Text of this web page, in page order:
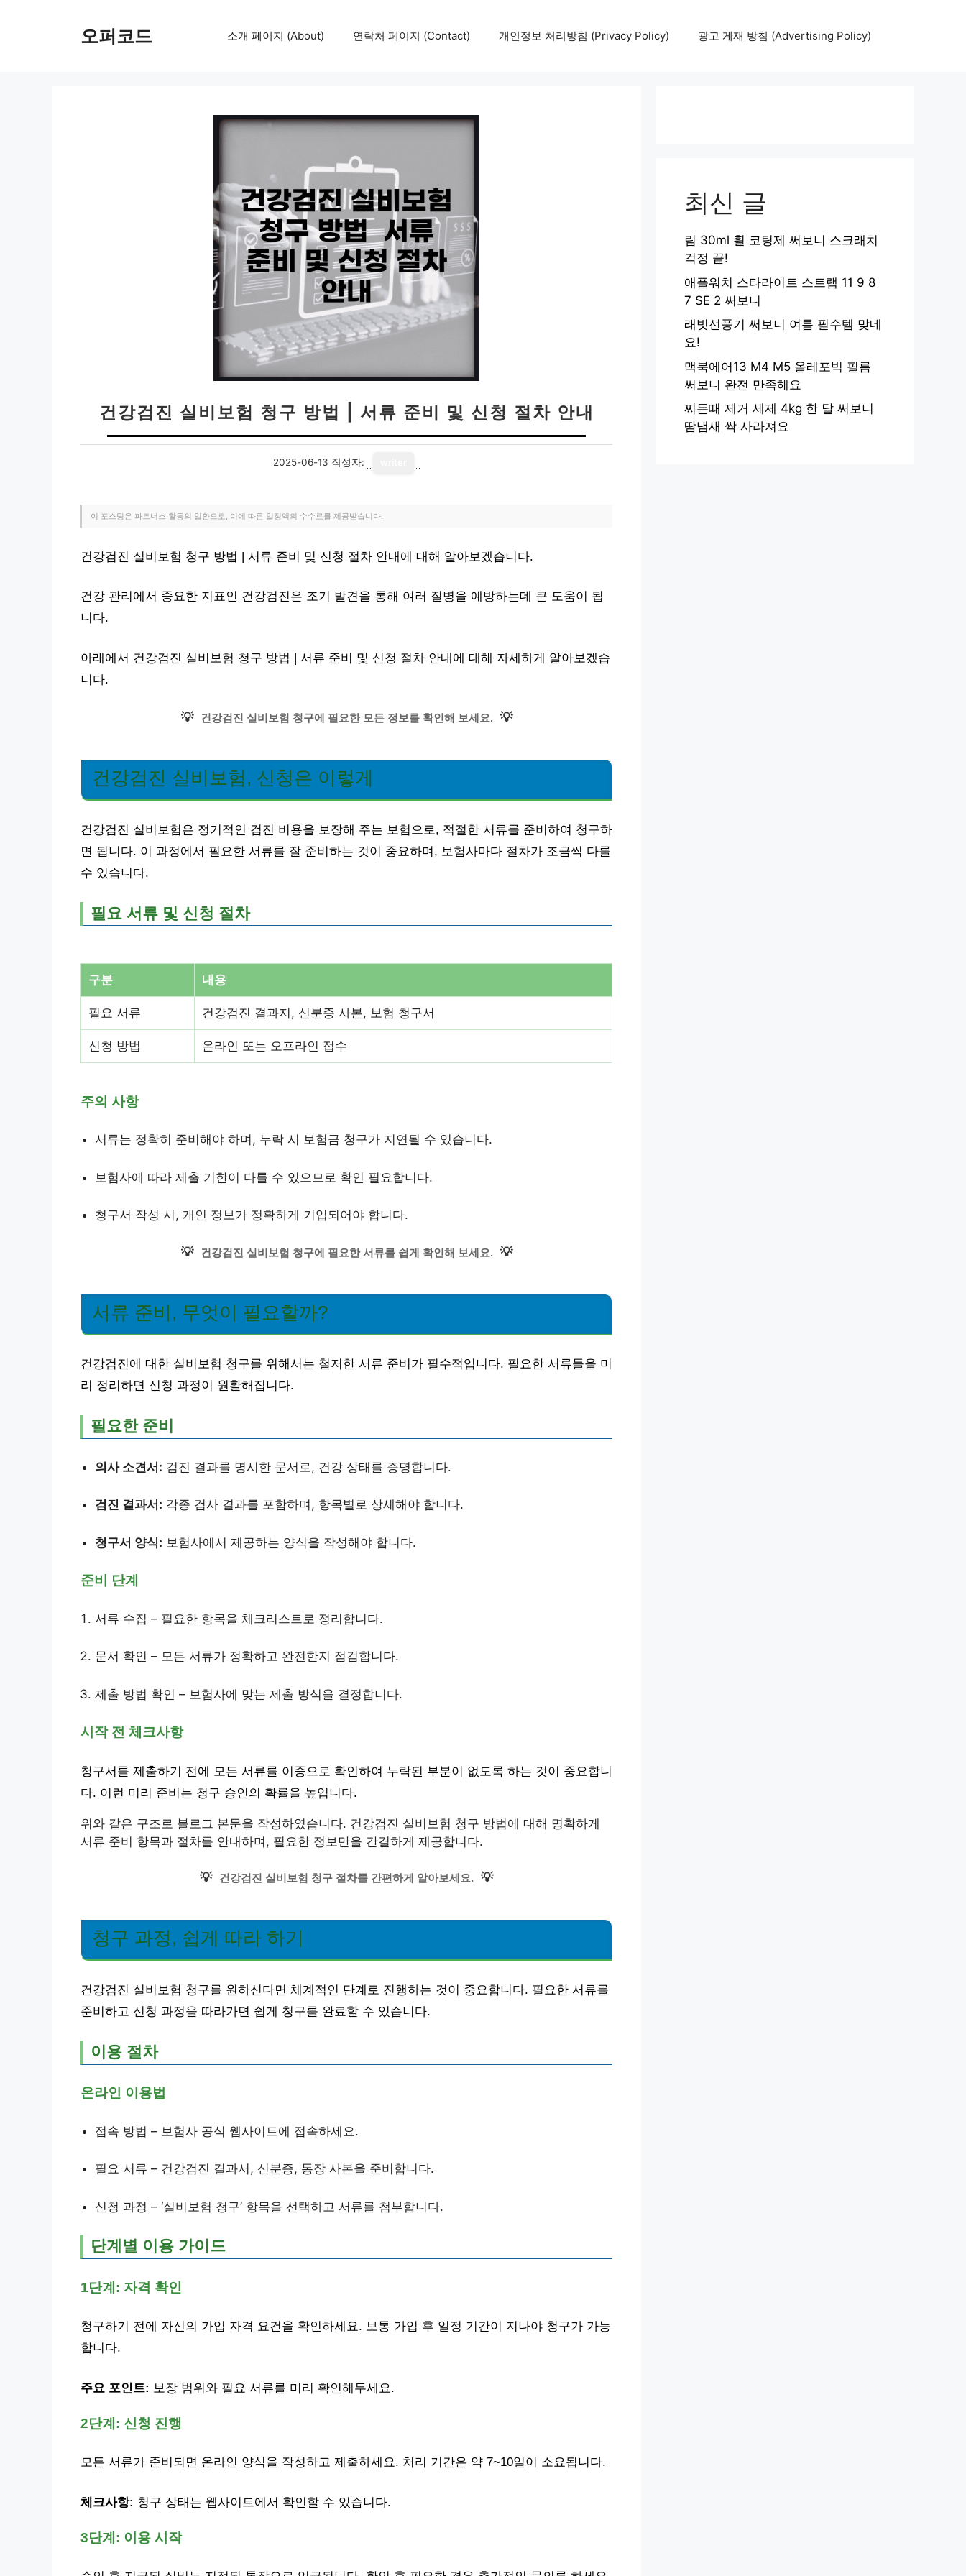
오퍼코드 소개 페이지 (About) 연락처 페이지 (Contact) 개인정보 처리방침 (Privacy Policy) 광고 게재 방침 (Advertising Policy)
건강검진 실비보험 청구 방법 | 서류 준비 및 신청 절차 안내
2025-06-13 작성자:
이 포스팅은 파트너스 활동의 일환으로, 이에 따른 일정액의 수수료를 제공받습니다.
건강검진 실비보험 청구 방법 | 서류 준비 및 신청 절차 안내에 대해 알아보겠습니다.
건강 관리에서 중요한 지표인 건강검진은 조기 발견을 통해 여러 질병을 예방하는데 큰 도움이 됩
니다.
아래에서 건강검진 실비보험 청구 방법 | 서류 준비 및 신청 절차 안내에 대해 자세하게 알아보겠습
니다.
💡 건강검진 실비보험 청구에 필요한 모든 정보를 확인해 보세요. 💡
건강검진 실비보험, 신청은 이렇게
건강검진 실비보험은 정기적인 검진 비용을 보장해 주는 보험으로, 적절한 서류를 준비하여 청구하
면 됩니다. 이 과정에서 필요한 서류를 잘 준비하는 것이 중요하며, 보험사마다 절차가 조금씩 다를
수 있습니다.
필요 서류 및 신청 절차
구분 내용
필요 서류 건강검진 결과지, 신분증 사본, 보험 청구서
신청 방법 온라인 또는 오프라인 접수
주의 사항
서류는 정확히 준비해야 하며, 누락 시 보험금 청구가 지연될 수 있습니다.
보험사에 따라 제출 기한이 다를 수 있으므로 확인 필요합니다.
청구서 작성 시, 개인 정보가 정확하게 기입되어야 합니다.
💡 건강검진 실비보험 청구에 필요한 서류를 쉽게 확인해 보세요. 💡
서류 준비, 무엇이 필요할까?
건강검진에 대한 실비보험 청구를 위해서는 철저한 서류 준비가 필수적입니다. 필요한 서류들을 미
리 정리하면 신청 과정이 원활해집니다.
필요한 준비
의사 소견서: 검진 결과를 명시한 문서로, 건강 상태를 증명합니다.
검진 결과서: 각종 검사 결과를 포함하며, 항목별로 상세해야 합니다.
청구서 양식: 보험사에서 제공하는 양식을 작성해야 합니다.
준비 단계
서류 수집 – 필요한 항목을 체크리스트로 정리합니다.
문서 확인 – 모든 서류가 정확하고 완전한지 점검합니다.
제출 방법 확인 – 보험사에 맞는 제출 방식을 결정합니다.
시작 전 체크사항
청구서를 제출하기 전에 모든 서류를 이중으로 확인하여 누락된 부분이 없도록 하는 것이 중요합니
다. 이런 미리 준비는 청구 승인의 확률을 높입니다.
위와 같은 구조로 블로그 본문을 작성하였습니다. 건강검진 실비보험 청구 방법에 대해 명확하게
서류 준비 항목과 절차를 안내하며, 필요한 정보만을 간결하게 제공합니다.
💡 건강검진 실비보험 청구 절차를 간편하게 알아보세요. 💡
청구 과정, 쉽게 따라 하기
건강검진 실비보험 청구를 원하신다면 체계적인 단계로 진행하는 것이 중요합니다. 필요한 서류를
준비하고 신청 과정을 따라가면 쉽게 청구를 완료할 수 있습니다.
이용 절차
온라인 이용법
접속 방법 – 보험사 공식 웹사이트에 접속하세요.
필요 서류 – 건강검진 결과서, 신분증, 통장 사본을 준비합니다.
신청 과정 – ‘실비보험 청구’ 항목을 선택하고 서류를 첨부합니다.
단계별 이용 가이드
1단계: 자격 확인
청구하기 전에 자신의 가입 자격 요건을 확인하세요. 보통 가입 후 일정 기간이 지나야 청구가 가능
합니다.
주요 포인트: 보장 범위와 필요 서류를 미리 확인해두세요.
2단계: 신청 진행
모든 서류가 준비되면 온라인 양식을 작성하고 제출하세요. 처리 기간은 약 7~10일이 소요됩니다.
체크사항: 청구 상태는 웹사이트에서 확인할 수 있습니다.
3단계: 이용 시작
최신 글
림 30ml 휠 코팅제 써보니 스크래치
걱정 끝!
애플워치 스타라이트 스트랩 11 9 8
7 SE 2 써보니
래빗선풍기 써보니 여름 필수템 맞네
요!
맥북에어13 M4 M5 올레포빅 필름
써보니 완전 만족해요
찌든때 제거 세제 4kg 한 달 써보니
땀냄새 싹 사라져요